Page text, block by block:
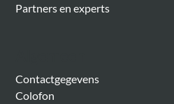
Partners en experts
Contactgegevens
Colofon